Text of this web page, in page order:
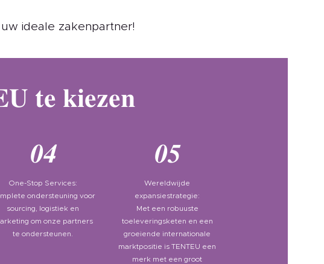
ideale zakenpartner!
te kiezen
04
One-Stop Services:
ondersteuning voor
sourcing, logistiek en
om onze partners
te ondersteunen.
05
Wereldwijde
expansiestrategie:
Met een robuuste
toeleveringsketen en een
groeiende internationale
marktpositie is TENTEU een
merk met een groot